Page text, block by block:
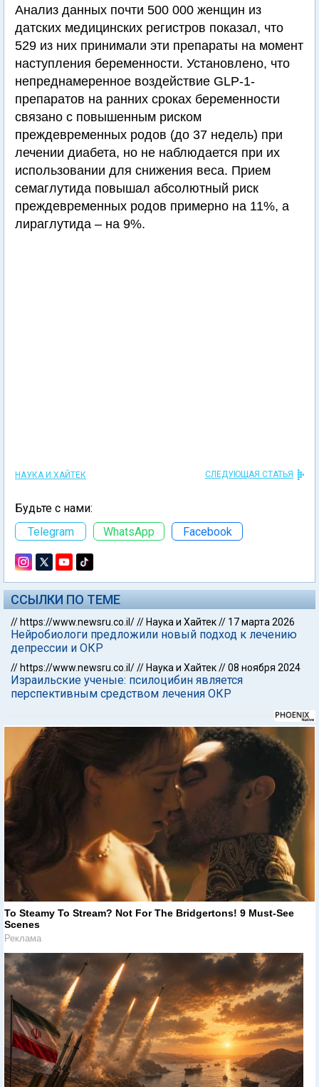
Анализ данных почти 500 000 женщин из
датских медицинских регистров показал, что
529 из них принимали эти препараты на момент
наступления беременности. Установлено, что
непреднамеренное воздействие GLP-1-
препаратов на ранних сроках беременности
связано с повышенным риском
преждевременных родов (до 37 недель) при
лечении диабета, но не наблюдается при их
использовании для снижения веса. Прием
семаглутида повышал абсолютный риск
преждевременных родов примерно на 11%, а
лираглутида – на 9%.
НАУКА И ХАЙТЕК СЛЕДУЮЩАЯ СТАТЬЯ
Будьте с нами:
Telegram
WhatsApp Facebook
ССЫЛКИ ПО ТЕМЕ
// https://www.newsru.co.il/// Наука и Хайтек// 17 марта 2026
Нейробиологи предложили новый подход к лечению
депрессии и ОКР
// https://www.newsru.co.il/// Наука и Хайтек//08 ноября 2024
Израильские ученые: псилоцибин является
перспективным средством лечения ОКР
To Steamy To Stream? Not For The Bridgertons! 9 Must-See
Scenes
Реклама